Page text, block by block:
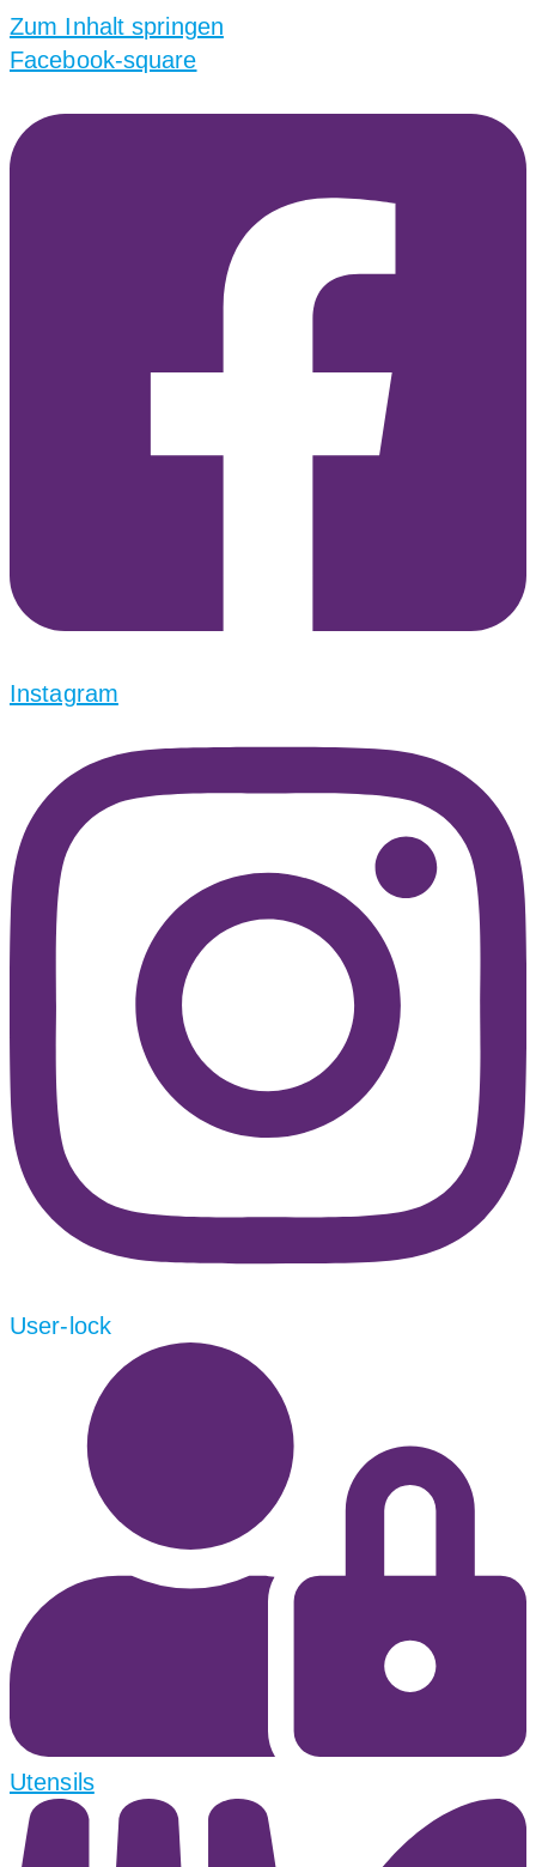
Zum Inhalt springen
Facebook-square
Instagram
User-lock
Utensils